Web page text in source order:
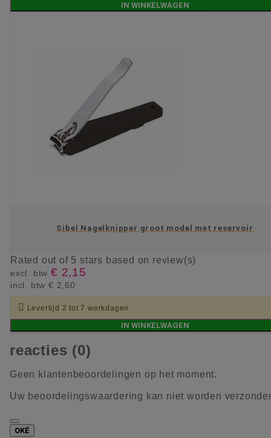
IN WINKELWAGEN
Sibel Nagelknipper groot model met reservoir
Rated out of 5 stars based on review(s)
excl. btw € 2,15
incl. btw € 2,60
 Levertijd 2 tot 7 werkdagen
IN WINKELWAGEN
reacties (0)
Geen klantenbeoordelingen op het moment.
Uw beoordelingswaardering kan niet worden
OKÉ